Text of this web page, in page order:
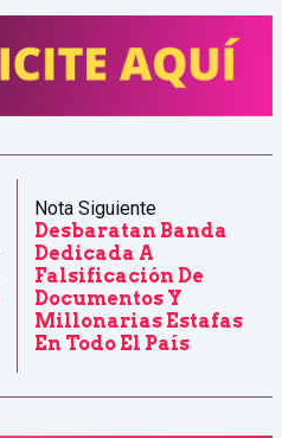
Nota Siguiente
Desbaratan Banda
Dedicada A
Falsificación De
Documentos Y
Millonarias Estafas
En Todo El País